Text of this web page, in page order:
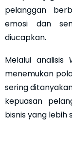
pelanggan
emosi dan
diucapkan.
Melalui analisis
menemukan
sering
kepuasan
bisnis yang lebih